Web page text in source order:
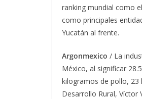
ranking mundial como
como principales
Yucatán al frente.
Argonmexico / La
México, al significar
kilogramos de pollo, 23
Desarrollo Rural, Víctor